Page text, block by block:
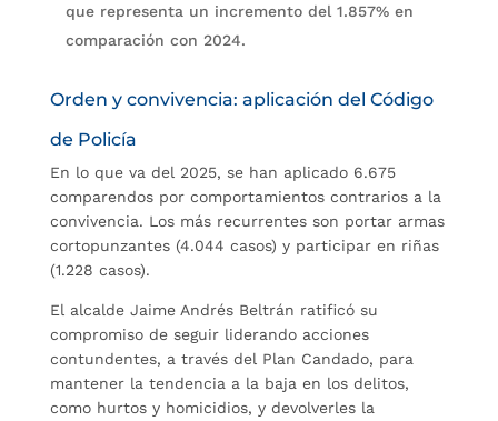
que representa un incremento del 1.857% en
comparación con 2024.
Orden y convivencia: aplicación del Código
de Policía
En lo que va del 2025, se han aplicado 6.675
comparendos por comportamientos contrarios a la
convivencia. Los más recurrentes son portar armas
cortopunzantes (4.044 casos) y participar en riñas
(1.228 casos).
El alcalde Jaime Andrés Beltrán ratificó su
compromiso de seguir liderando acciones
contundentes, a través del Plan Candado, para
mantener la tendencia a la baja en los delitos,
como hurtos y homicidios, y devolverles la